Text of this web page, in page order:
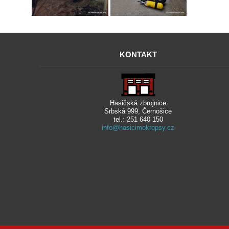
KONTAKT
Hasičská zbrojnice
Srbská 999, Černošice
tel.: 251 640 150
info@hasicimokropsy.cz